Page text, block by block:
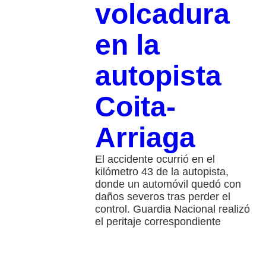
volcadura
en la
autopista
Coita-
Arriaga
El accidente ocurrió en el
kilómetro 43 de la autopista,
donde un automóvil quedó con
daños severos tras perder el
control. Guardia Nacional realizó
el peritaje correspondiente